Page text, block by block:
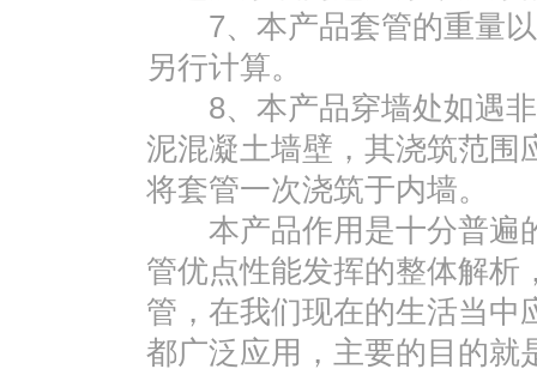
7、本产品套管的重量以
另行计算。
8、本产品穿墙处如遇非
泥混凝土墙壁，其浇筑范围
将套管一次浇筑于内墙。
本产品作用是十分普遍
管优点性能发挥的整体解析
管，在我们现在的生活当中
都广泛应用，主要的目的就